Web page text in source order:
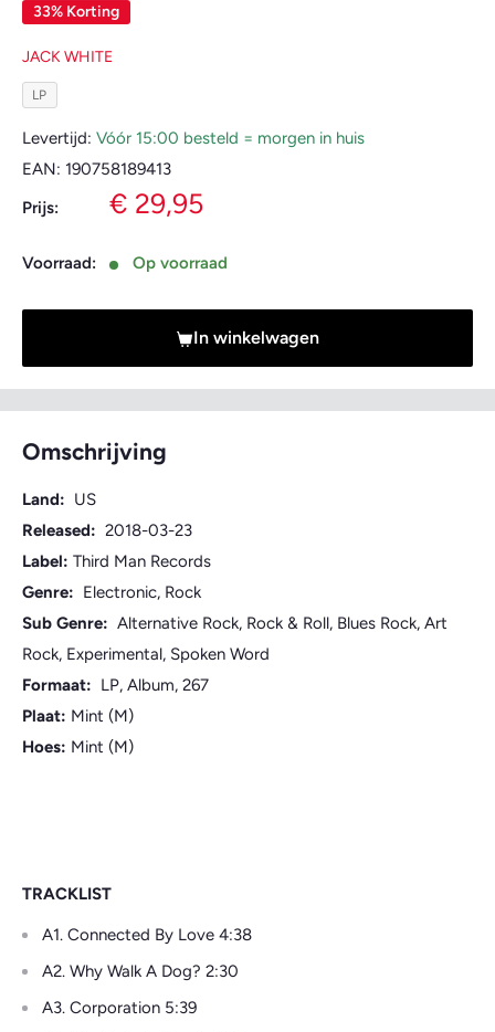
33% Korting
JACK WHITE
LP
Levertijd: Vóór 15:00 besteld = morgen in huis
EAN: 190758189413
Prijs:
Verkoopprijs
€ 29,95
Voorraad: Op voorraad
In winkelwagen
Omschrijving
Land: US
Released: 2018-03-23
Label: Third Man Records
Genre: Electronic, Rock
Sub Genre: Alternative Rock, Rock & Roll, Blues Rock, Art
Rock, Experimental, Spoken Word
Formaat: LP, Album, 267
Plaat: Mint (M)
Hoes: Mint (M)
TRACKLIST
A1. Connected By Love 4:38
A2. Why Walk A Dog? 2:30
A3. Corporation 5:39